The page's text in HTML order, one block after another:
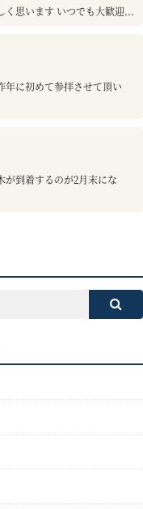
く思います いつでも大歓迎...
年に初めて参拝させて頂い
が到着するのが2月末にな